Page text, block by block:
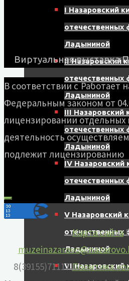
I Назаровский
Ладыниной
II Назаровский
Ладыниной
III Назаровский
Ладыниной
IV Назаровский
Ладыниной
V Назаровский
Ладыниной
VI Назаровский
Виртуальная выставка
Работает
В соответствии с
Федеральным законом от
лицензировании отдельных
деятельность
подлежит лицензированию
Карта сайта
8(39155)71117Политика